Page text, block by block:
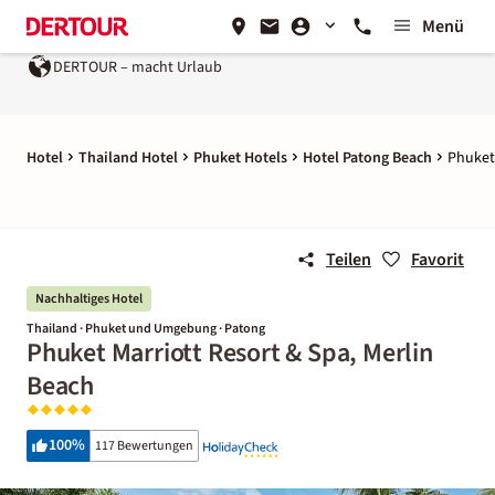
Menü
DERTOUR – macht Urlaub
Hotel Thailand Hotel Phuket Hotels Hotel Patong Beach
Teilen Favorit
Nachhaltiges Hotel
Thailand · Phuket und Umgebung · Patong
Phuket Marriott Resort & Spa, Merlin
Beach
100% 117 Bewertungen